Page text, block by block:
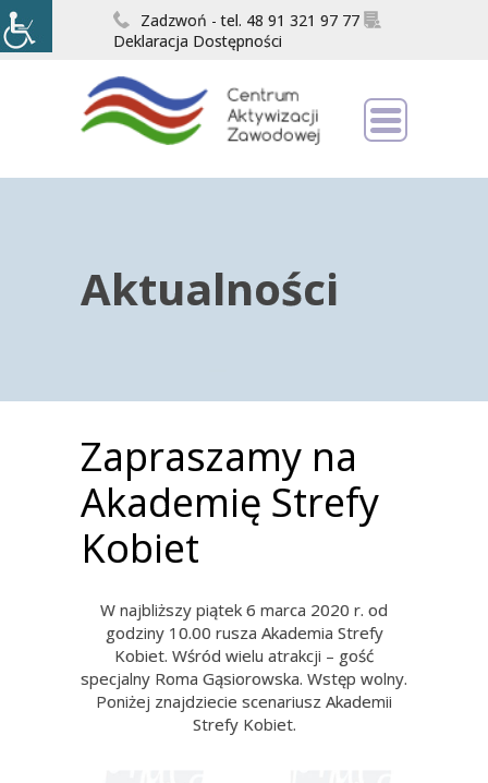
Zadzwoń - tel. 48 91 321 97 77
Deklaracja Dostępności
Aktualności
Zapraszamy na
Akademię Strefy
Kobiet
W najbliższy piątek 6 marca 2020 r. od
godziny 10.00 rusza Akademia Strefy
Kobiet. Wśród wielu atrakcji – gość
specjalny Roma Gąsiorowska. Wstęp wolny.
Poniżej znajdziecie scenariusz Akademii
Strefy Kobiet.